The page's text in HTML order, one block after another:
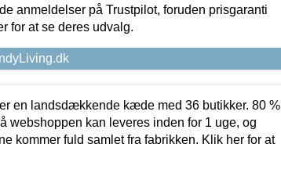
anmeldelser på Trustpilot, foruden prisgaranti
for at se deres udvalg.
en landsdækkende kæde med 36 butikker. 80 %
webshoppen kan leveres inden for 1 uge, og
kommer fuld samlet fra fabrikken. Klik her for at